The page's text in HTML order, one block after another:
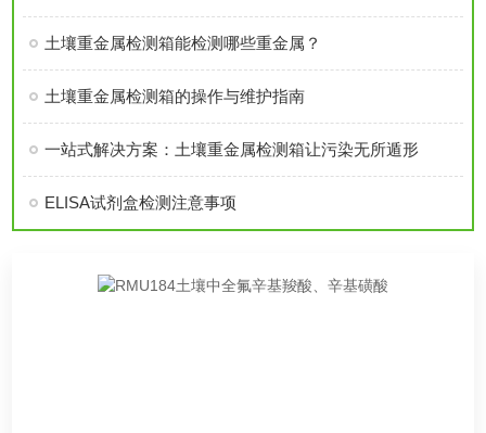
土壤重金属检测箱能检测哪些重金属？
土壤重金属检测箱的操作与维护指南
一站式解决方案：土壤重金属检测箱让污染无所遁形
ELISA试剂盒检测注意事项